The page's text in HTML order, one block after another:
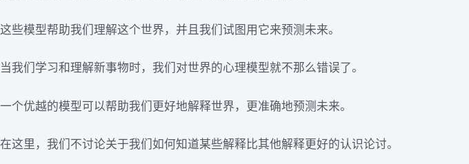
这些模型帮助我们理解这个世界，并且我们试图用它来预测未来。
当我们学习和理解新事物时，我们对世界的心理模型就不那么错误了。
一个优越的模型可以帮助我们更好地解释世界，更准确地预测未来。
在这里，我们不讨论关于我们如何知道某些解释比其他解释更好的认识论讨。